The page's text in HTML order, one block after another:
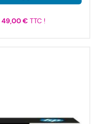
49,00 €TTC !